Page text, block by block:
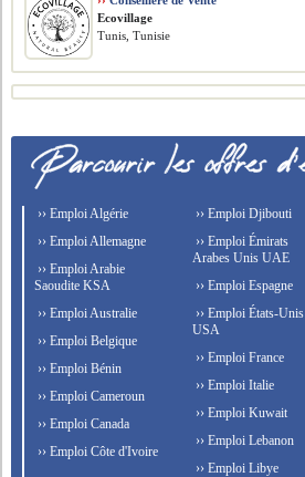
Ecovillage
Tunis, Tunisie
›› Emploi Algérie
›› Emploi Allemagne
›› Emploi Arabie
Saoudite KSA
›› Emploi Australie
›› Emploi Belgique
›› Emploi Bénin
›› Emploi Cameroun
›› Emploi Canada
›› Emploi Côte d'Ivoire
›› Emploi Djibouti
›› Emploi Émirats
Arabes Unis UAE
›› Emploi Espagne
›› Emploi États-Unis
USA
›› Emploi France
›› Emploi Italie
›› Emploi Kuwait
›› Emploi Lebanon
›› Emploi Libye